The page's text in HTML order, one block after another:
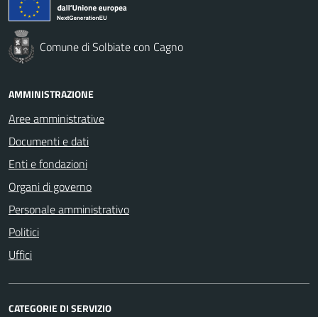
Comune di Solbiate con Cagno
AMMINISTRAZIONE
Aree amministrative
Documenti e dati
Enti e fondazioni
Organi di governo
Personale amministrativo
Politici
Uffici
CATEGORIE DI SERVIZIO